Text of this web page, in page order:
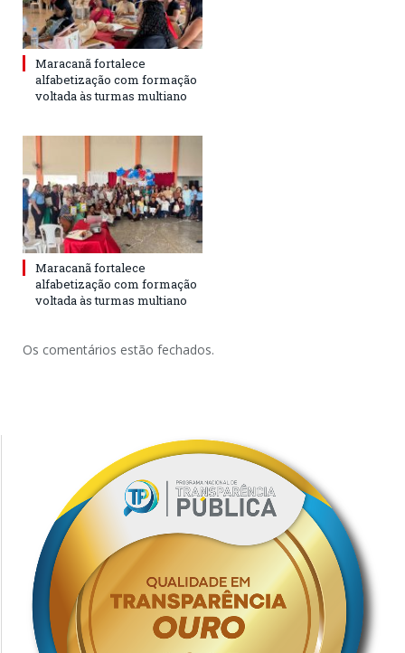
Maracanã fortalece
alfabetização com formação
voltada às turmas multiano
Maracanã fortalece
alfabetização com formação
voltada às turmas multiano
Os comentários estão fechados.